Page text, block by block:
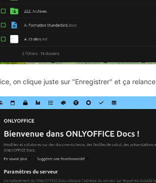
on clique juste sur "Enregistrer" et ça